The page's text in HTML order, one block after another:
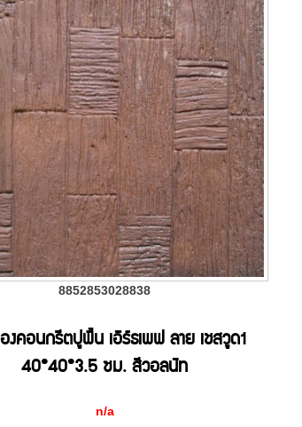
8852853028838
องคอนกรีตปูพื้น เอิร์ธเพฟ ลาย เชสวูด1
40*40*3.5 ซม. สีวอลนัท
n/a